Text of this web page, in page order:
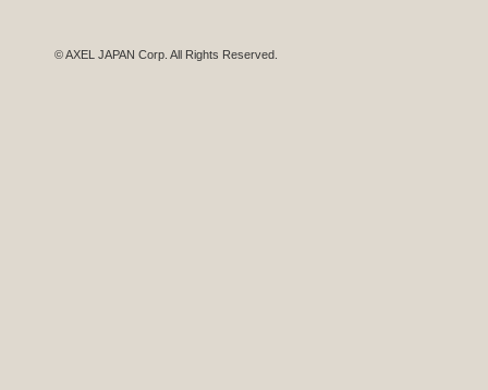
© AXEL JAPAN Corp. All Rights Reserved.